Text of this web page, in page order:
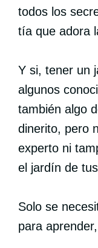
todos los
tía que adora
Y si, tener un
algunos
también algo
dinerito, pero
experto ni
el jardín de
Solo se
para